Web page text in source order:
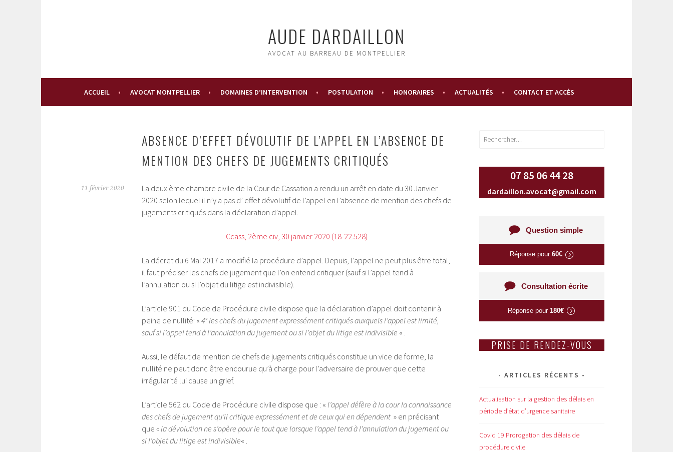
AUDE DARDAILLON
AVOCAT AU BARREAU DE MONTPELLIER
ACCUEIL AVOCAT MONTPELLIER DOMAINES D’INTERVENTION POSTULATION HONORAIRES ACTUALITÉS CONTACT ET ACCÈS
ABSENCE D’EFFET DÉVOLUTIF DE L’APPEL EN L’ABSENCE DE
MENTION DES CHEFS DE JUGEMENTS CRITIQUÉS
11 février 2020
La deuxième chambre civile de la Cour de Cassation a rendu un arrêt en date du 30 Janvier
2020 selon lequel il n’y a pas d’ effet dévolutif de l’appel en l’absence de mention des chefs de
jugements critiqués dans la déclaration d’appel.
Ccass, 2ème civ, 30 janvier 2020 (18-22.528)
La décret du 6 Mai 2017 a modifié la procédure d’appel. Depuis, l’appel ne peut plus être total,
il faut préciser les chefs de jugement que l’on entend critiquer (sauf si l’appel tend à
l’annulation ou si l’objet du litige est indivisible).
L’article 901 du Code de Procédure civile dispose que la déclaration d’appel doit contenir à
peine de nullité: « 4° les chefs du jugement expressément critiqués auxquels l’appel est limité,
sauf si l’appel tend à l’annulation du jugement ou si l’objet du litige est indivisible « .
Aussi, le défaut de mention de chefs de jugements critiqués constitue un vice de forme, la
nullité ne peut donc être encourue qu’à charge pour l’adversaire de prouver que cette
irrégularité lui cause un grief.
L’article 562 du Code de Procédure civile dispose que : « l’appel défère à la cour la connaissance
des chefs de jugement qu’il critique expressément et de ceux qui en dépendent » en précisant
que « la dévolution ne s’opère pour le tout que lorsque l’appel tend à l’annulation du jugement ou
si l’objet du litige est indivisible« .
Rechercher :
07 85 06 44 28
dardaillon.avocat@gmail.com
Question simple
Réponse pour 60€
Consultation écrite
Réponse pour 180€
PRISE DE RENDEZ-VOUS
ARTICLES RÉCENTS
Actualisation sur la gestion des délais en
période d’état d’urgence sanitaire
Covid 19 Prorogation des délais de
procédure civile